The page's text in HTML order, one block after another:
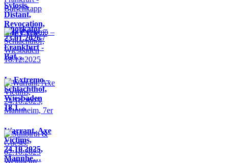
Sylosis,
Distant,
Revocation,
Life Cycle…
Knorkator –
23.01.2026 /
Frankfurt -
Bat…
In Extremo –
Schlachthof,
Wiesbaden
18.1…
Warrant, Axe
Victims,
24.10.2025,
Mannhe…